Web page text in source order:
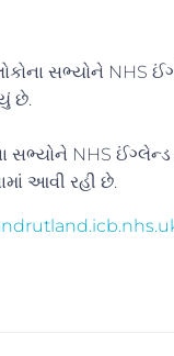
લોકોના સભ્યોને
છે.
સભ્યોને NHS
આવી રહી છે.